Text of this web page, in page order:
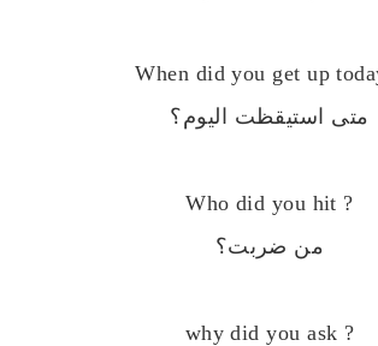
When did you get up
متى استيقظت اليوم؟
Who did you hit ?
من ضربت؟
why did you ask ?